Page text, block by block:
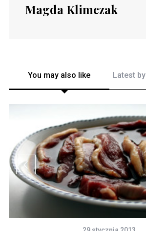
Magda Klimczak
You may also like Latest by